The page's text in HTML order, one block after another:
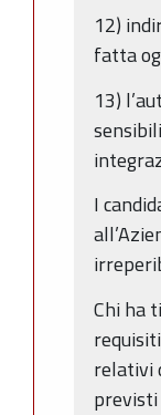
12)
fatta
13)
I
Chi ha
relativi